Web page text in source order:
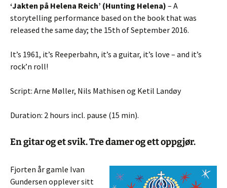
‘Jakten på Helena Reich’ (Hunting Helena) – A
storytelling performance based on the book that was
released the same day; the 15th of September 2016.
It’s 1961, it’s Reeperbahn, it’s a guitar, it’s love – and it’s
rock’n roll!
Script: Arne Møller, Nils Mathisen og Ketil Landøy
Duration: 2 hours incl. pause (15 min).
En gitar og et svik. Tre damer og ett oppgjør.
Fjorten år gamle Ivan
Gundersen opplever sitt